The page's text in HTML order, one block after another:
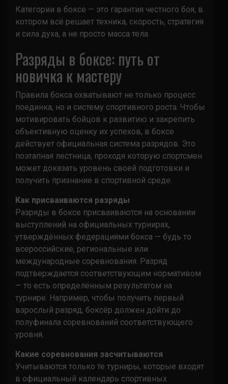
Категории в боксе — это гарантия честного боя, в
котором всё решает техника, скорость, стратегия
и сила духа, а не просто масса тела.
Разряды в боксе: путь от
новичка к мастеру
Правила бокса охватывают не только процесс
поединка, но и систему спортивного роста. Чтобы
мотивировать бойцов к развитию и закрепить
объективную оценку их успехов, в боксе
действует официальная система разрядов. Это
поэтапная лестница, проходя которую спортсмен
может доказать уровень своей подготовки и
получить признание в спортивной среде.
Как присваиваются разряды
Разряды в боксе присваиваются на основании
выступлений на официальных турнирах,
утверждённых федерациями бокса — будь то
всероссийские, региональные или
международные соревнования. Разряд
подтверждается соответствующим нормативом
— то есть определённым результатом на
турнире. Например, чтобы получить первый
взрослый разряд, боксёр должен дойти до
полуфинала соревнований соответствующего
уровня.
Какие соревнования засчитываются
Учитываются только те турниры, которые входят
в официальный календарь спортивных